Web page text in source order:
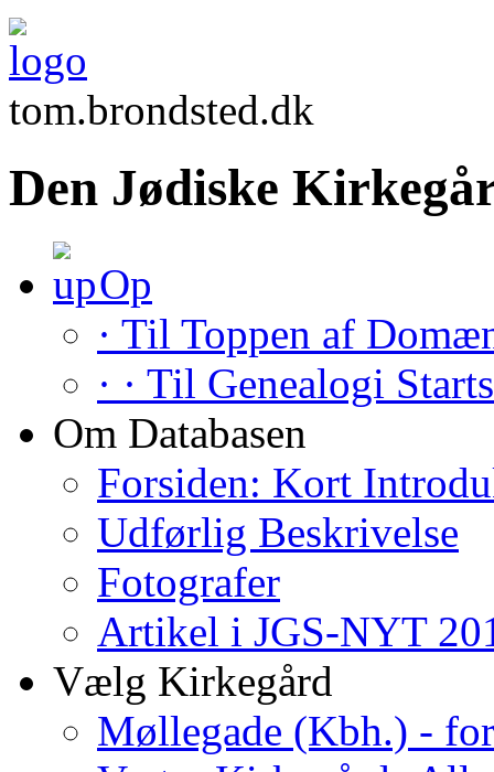
tom.brondsted.dk
Den Jødiske
Op
· Til Toppen af
· · Til Genealogi
Om Databasen
Forsiden: Kort
Udførlig Beskrivelse
Fotografer
Artikel i JGS-NYT
Vælg Kirkegård
Møllegade (Kbh.) -